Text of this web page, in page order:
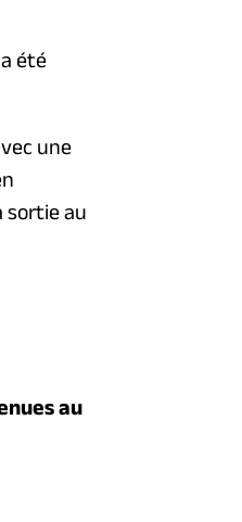
été
une
sortie au
au